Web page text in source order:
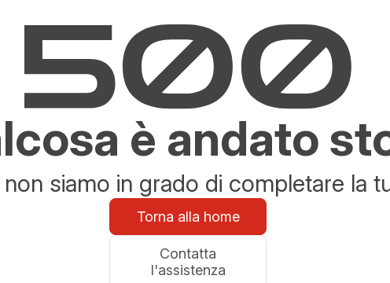
è andato
siamo in grado di completare la
Torna alla home
Contatta
l'assistenza